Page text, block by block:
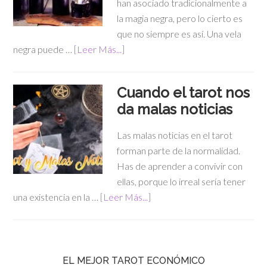
han asociado tradicionalmente a
la magia negra, pero lo cierto es
que no siempre es así. Una vela
negra puede … [Leer Más...]
Cuando el tarot nos
da malas noticias
Las malas noticias en el tarot
forman parte de la normalidad.
Has de aprender a convivir con
ellas, porque lo irreal sería tener
una existencia en la … [Leer Más...]
EL MEJOR TAROT ECONÓMICO